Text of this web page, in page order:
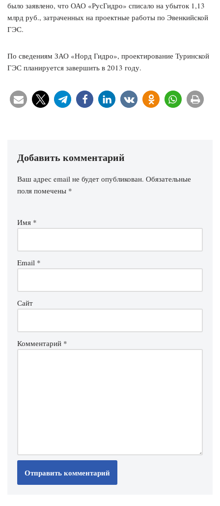
было заявлено, что ОАО «РусГидро» списало на убыток 1,13
млрд руб., затраченных на проектные работы по Эвенкийской
ГЭС.
По сведениям ЗАО «Норд Гидро», проектирование Туринской
ГЭС планируется завершить в 2013 году.
Добавить комментарий
Ваш адрес email не будет опубликован. Обязательные
поля помечены *
Имя *
Email *
Сайт
Комментарий *